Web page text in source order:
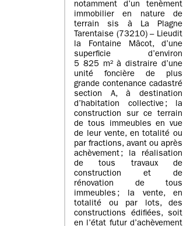
notamment d’un tenèment
immobilier en nature de
terrain sis à La Plagne
Tarentaise (73210) – Lieudit
la Fontaine Mâcot, d’une
superficie d’environ
5 825 m² à distraire d’une
unité foncière de plus
grande contenance cadastré
section A, à destination
d’habitation collective ; la
construction sur ce terrain
de tous immeubles en vue
de leur vente, en totalité ou
par fractions, avant ou après
achèvement ; la réalisation
de tous travaux de
construction et de
rénovation de tous
immeubles ; la vente, en
totalité ou par lots, des
constructions édifiées, soit
en l’état futur d’achèvement